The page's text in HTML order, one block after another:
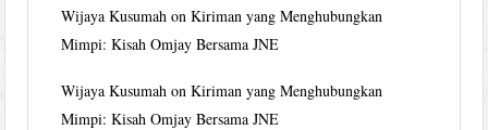
Wijaya Kusumah onKiriman yang Menghubungkan
Mimpi: Kisah Omjay Bersama JNE
Wijaya Kusumah onKiriman yang Menghubungkan
Mimpi: Kisah Omjay Bersama JNE